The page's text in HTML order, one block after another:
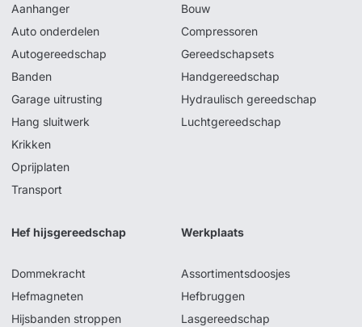
Aanhanger
Auto onderdelen
Autogereedschap
Banden
Garage uitrusting
Hang sluitwerk
Krikken
Oprijplaten
Transport
Bouw
Compressoren
Gereedschapsets
Handgereedschap
Hydraulisch gereedschap
Luchtgereedschap
Hef hijsgereedschap
Dommekracht
Hefmagneten
Hijsbanden stroppen
Werkplaats
Assortimentsdoosjes
Hefbruggen
Lasgereedschap